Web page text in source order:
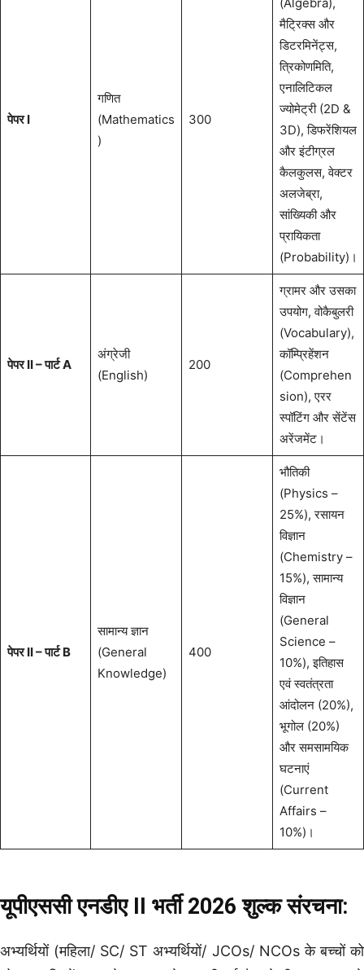
पेपर I
गणित
(Mathematics
)
300
मैट्रिक्स और
डिटरमिनेंट्स,
त्रिकोणमिति,
एनालिटिकल
ज्योमेट्री (2D &
3D), डिफरेंशियल
और इंटीग्रल
कैलकुलस, वेक्टर
अलजेब्रा,
सांख्यिकी और
प्रायिकता
(Probability)।
पेपर II – पार्ट A
अंग्रेजी
(English)
200
ग्रामर और उसका
उपयोग, वोकैबुलरी
(Vocabulary),
कॉम्प्रिहेंशन
(Comprehen
sion), एरर
स्पॉटिंग और सेंटेंस
अरेंजमेंट।
पेपर II – पार्ट B
सामान्य ज्ञान
(General
Knowledge)
400
भौतिकी
(Physics –
25%), रसायन
विज्ञान
(Chemistry –
15%), सामान्य
विज्ञान
(General
Science –
10%), इतिहास
एवं स्वतंत्रता
आंदोलन (20%),
भूगोल (20%)
और समसामयिक
घटनाएं
(Current
Affairs –
10%)।
यूपीएससी एनडीए II भर्ती 2026 शुल्क संरचना:
अभ्यर्थियों (महिला/ SC/ ST अभ्यर्थियों/ JCOs/ NCOs के बच्चों को